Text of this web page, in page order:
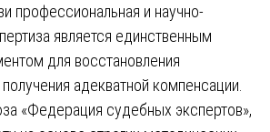
профессиональная и научно-
является единственным
для восстановления
адекватной компенсации.
«Федерация судебных экспертов»,